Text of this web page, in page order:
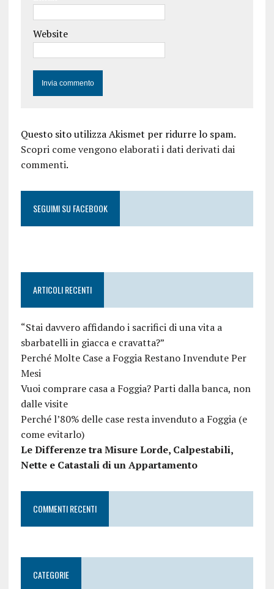
Website
Questo sito utilizza Akismet per ridurre lo spam.
Scopri come vengono elaborati i dati derivati dai
commenti.
SEGUIMI SU FACEBOOK
ARTICOLI RECENTI
“Stai davvero affidando i sacrifici di una vita a
sbarbatelli in giacca e cravatta?”
Perché Molte Case a Foggia Restano Invendute Per
Mesi
Vuoi comprare casa a Foggia? Parti dalla banca, non
dalle visite
Perché l’80% delle case resta invenduto a Foggia (e
come evitarlo)
Le Differenze tra Misure Lorde, Calpestabili,
Nette e Catastali di un Appartamento
COMMENTI RECENTI
CATEGORIE